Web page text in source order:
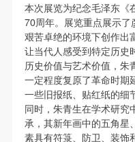
本次展览为纪念毛泽东《
70周年。展览重点展示
艰苦卓绝的环境下创作出
让当代人感受到特定历史
历史价值与艺术价值，朱
一定程度复原了革命时期
一些旧报纸、贴红纸的细
同时，朱青生在学术研究
承，其新年画中的五角星
素具有符箓、防卫、装饰
途。
（2）、乙方中央美术
性、专业性、国际化
院美术馆与时代同行
术的空间氛围，竭诚与
和观众进行良好互动。
极策划国际、国内多
途。
（2）、乙方中央美术
性、专业性、国际化
院美术馆与时代同行
术的空间氛围，竭诚与
和观众进行良好互动。
极策划国际、国内多
途。
（2）、乙方中央美术
性、专业性、国际化
院美术馆与时代同行
术的空间氛围，竭诚与
和观众进行良好互动。
极策划国际、国内多